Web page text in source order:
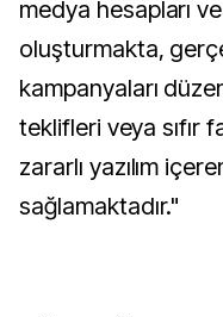
medya hesapları
oluşturmakta,
kampanyaları
teklifleri veya sıfır
zararlı yazılım
sağlamaktadır."